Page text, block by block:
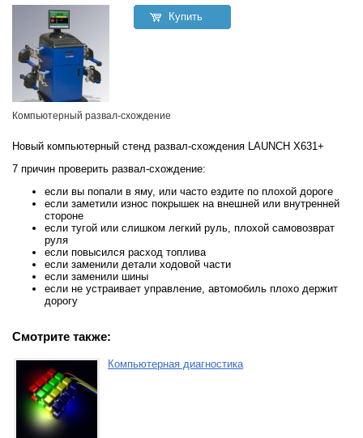
Купить
Компьютерный развал-схождение
Новый компьютерный стенд развал-схождения LAUNCH X631+
7 причин проверить развал-схождение:
если вы попали в яму, или часто ездите по плохой дороге
если заметили износ покрышек на внешней или внутренней
стороне
если тугой или слишком легкий руль, плохой самовозврат
руля
если повысился расход топлива
если заменили детали ходовой части
если заменили шины
если не устраивает управление, автомобиль плохо держит
дорогу
Смотрите также:
Компьютерная диагностика